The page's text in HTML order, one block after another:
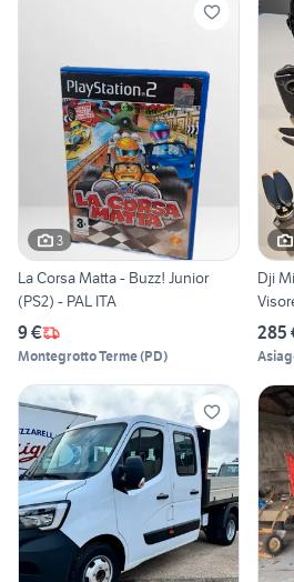
3
La Corsa Matta - Buzz! Junior
(PS2) - PAL ITA
9 €
Montegrotto Terme(PD)
Dji
285